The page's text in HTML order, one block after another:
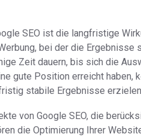
SEO ist die langfristige
bei der die Ergebnisse
Zeit dauern, bis sich die
gute Position erreicht haben,
stabile Ergebnisse
von Google SEO, die
die Optimierung Ihrer